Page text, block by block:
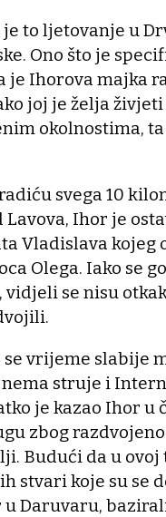
to ljetovanje u
Ono što je
je Ihorova majka
joj je želja
okolnostima,
svega 10
Ihor je
Vladislava kojeg
Olega. Iako se
se nisu
vrijeme slabije
struje i
je kazao Ihor u
zbog
Budući da u
stvari koje su se
Daruvaru,